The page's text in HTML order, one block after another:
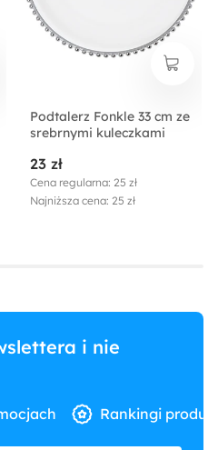
Podtalerz Fonkle 33 cm ze
srebrnymi kuleczkami
23 zł
Cena regularna: 25 zł
Najniższa cena: 25 zł
i nie
Rankingi